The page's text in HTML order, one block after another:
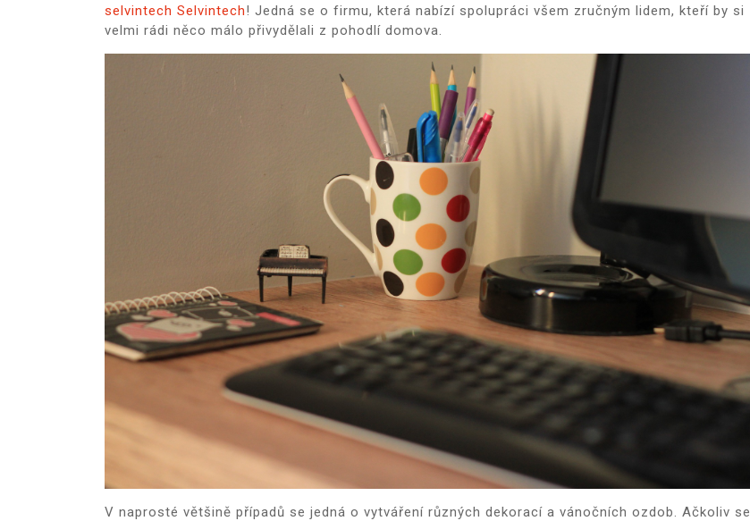
selvintech Selvintech! Jedná se o firmu, která nabízí spolupráci všem zručným lidem, kteří by si
velmi rádi něco málo přivydělali z pohodlí domova.
V naprosté většině případů se jedná o vytváření různých dekorací a vánočních ozdob. Ačkoliv se